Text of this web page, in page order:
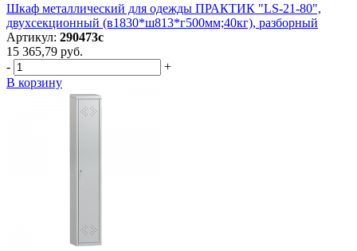
Шкаф металлический для одежды ПРАКТИК "LS-21-80",
двухсекционный (в1830*ш813*г500мм;40кг), разборный
Артикул: 290473с
15 365,79 руб.
-
+
В корзину